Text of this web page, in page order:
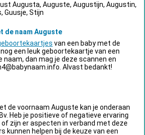
Augusta, Auguste, Augustijn, Augustin,
Guusje, Stijn
de naam Auguste
van een baby met de
een leuk geboortekaartje van een
naam, dan mag je deze scannen en
. Alvast bedankt!
de voornaam Auguste kan je onderaan
Heb je positieve of negatieve ervaring
zijn er aspecten in verband met deze
kunnen helpen bij de keuze van een